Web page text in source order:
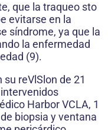
que la traqueo sto
evitarse en la
síndrome, ya que la
la enfermedad
(9).
reVlSlon de 21
Harbor VCLA, 1
biopsia y ventana